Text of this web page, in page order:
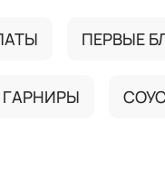
ПЕРВЫЕ
ГАРНИРЫ